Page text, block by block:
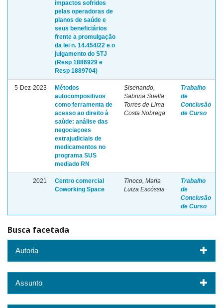
impactos sofridos
pelas operadoras de
planos de saúde e
seus beneficiários
frente a promulgação
da lei n. 14.454/22 e o
julgamento do STJ
(Resp 1886929 e
Resp 1889704)
5-Dez-2023
Métodos
autocompositivos
como ferramenta de
acesso ao direito à
saùde: análise das
negociaçoes
extrajudiciais de
medicamentos no
programa SUS
mediado RN
Sisenando,
Sabrina Suella
Torres de Lima
Costa Nobrega
Trabalho
de
Conclusão
de Curso
2021
Centro comercial
Coworking Space
Tinoco, Maria
Luiza Escóssia
Trabalho
de
Conclusão
de Curso
Busca facetada
Autoria
Assunto